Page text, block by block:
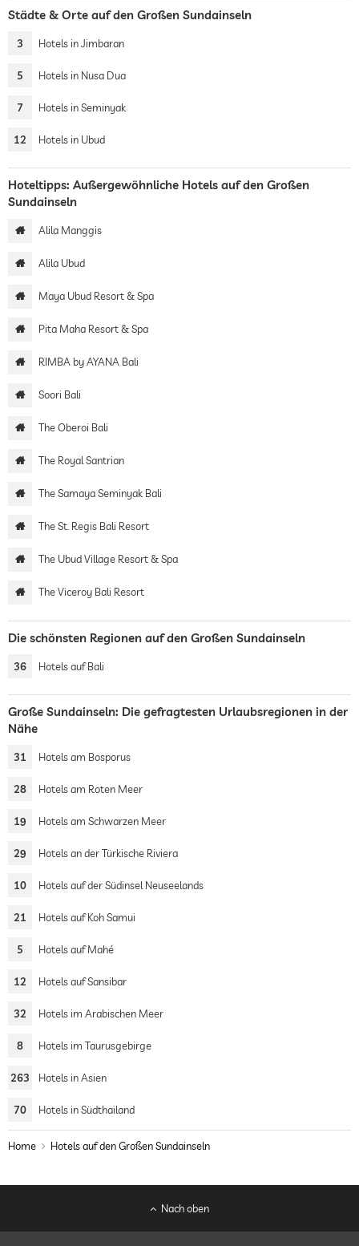
Städte & Orte auf den Großen Sundainseln
3 Hotels in Jimbaran
5 Hotels in Nusa Dua
7 Hotels in Seminyak
12 Hotels in Ubud
Hoteltipps: Außergewöhnliche Hotels auf den Großen
Sundainseln
Alila Manggis
Alila Ubud
Maya Ubud Resort & Spa
Pita Maha Resort & Spa
RIMBA by AYANA Bali
Soori Bali
The Oberoi Bali
The Royal Santrian
The Samaya Seminyak Bali
The St. Regis Bali Resort
The Ubud Village Resort & Spa
The Viceroy Bali Resort
Die schönsten Regionen auf den Großen Sundainseln
36 Hotels auf Bali
Große Sundainseln: Die gefragtesten Urlaubsregionen in der
Nähe
31 Hotels am Bosporus
28 Hotels am Roten Meer
19 Hotels am Schwarzen Meer
29 Hotels an der Türkische Riviera
10 Hotels auf der Südinsel Neuseelands
21 Hotels auf Koh Samui
5 Hotels auf Mahé
12 Hotels auf Sansibar
32 Hotels im Arabischen Meer
8 Hotels im Taurusgebirge
263 Hotels in Asien
70 Hotels in Südthailand
Home Hotels auf den Großen Sundainseln
Nach oben